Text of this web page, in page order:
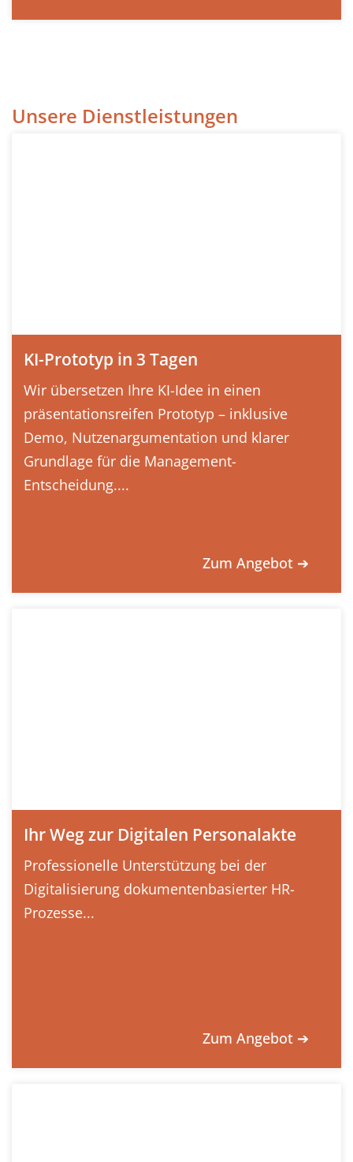
Unsere Dienstleistungen
KI-Prototyp in 3 Tagen
Wir übersetzen Ihre KI-Idee in einen
präsentationsreifen Prototyp – inklusive
Demo, Nutzenargumentation und klarer
Grundlage für die Management-
Entscheidung....
Zum Angebot ➔
Ihr Weg zur Digitalen Personalakte
Professionelle Unterstützung bei der
Digitalisierung dokumentenbasierter HR-
Prozesse...
Zum Angebot ➔